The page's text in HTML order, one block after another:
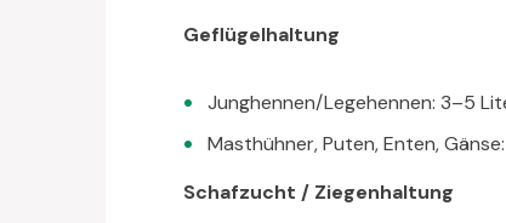
Geflügelhaltung
Junghennen/Legehennen: 3–5
Masthühner, Puten, Enten,
Schafzucht / Ziegenhaltung